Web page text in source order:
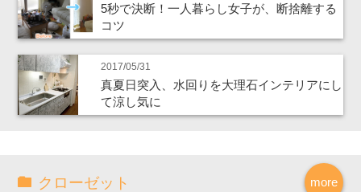
5秒で決断！一人暮らし女子が、断捨離する
コツ
2017/05/31
真夏日突入、水回りを大理石インテリアにし
て涼し気に
more
クローゼット